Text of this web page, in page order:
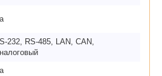
232, RS-485, LAN, CAN,